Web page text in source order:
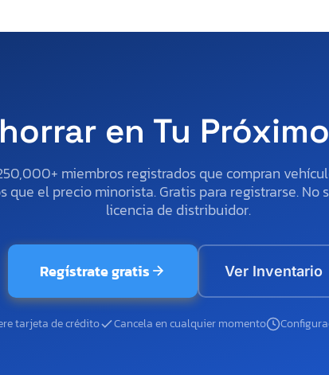
en Tu
miembros registrados que compran
que el precio minorista. Gratis para registrarse. No
licencia de distribuidor.
Regístrate gratis Ver Inventario
tarjeta de crédito Cancela en cualquier momento